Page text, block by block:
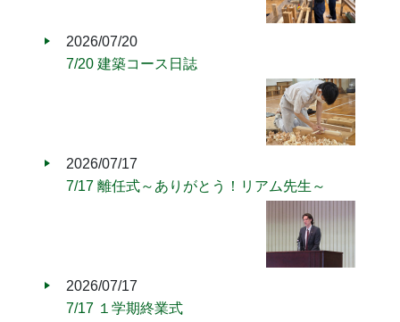
2026/07/20
7/20 建築コース日誌
2026/07/17
7/17 離任式～ありがとう！リアム先生～
2026/07/17
7/17 １学期終業式